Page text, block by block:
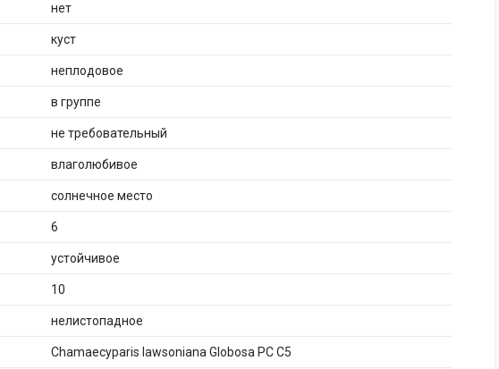
нет
куст
неплодовое
в группе
не требовательный
влаголюбивое
солнечное место
6
устойчивое
10
нелистопадное
Chamaecyparis lawsoniana Globosa PC C5